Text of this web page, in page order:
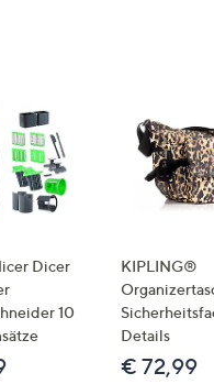
Dicer
10
KIPLING®
Details
€ 72,99